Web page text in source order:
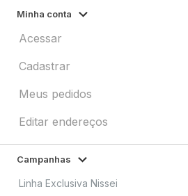
Minha conta
Acessar
Cadastrar
Meus pedidos
Editar endereços
Campanhas
Linha Exclusiva Nissei